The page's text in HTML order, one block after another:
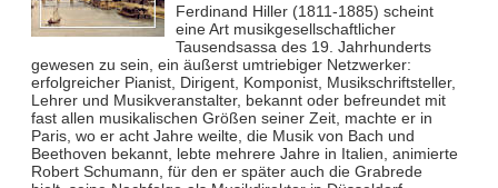
Ferdinand Hiller (1811-1885) scheint
eine Art musikgesellschaftlicher
Tausendsassa des 19. Jahrhunderts
gewesen zu sein, ein äußerst umtriebiger Netzwerker:
erfolgreicher Pianist, Dirigent, Komponist, Musikschriftsteller,
Lehrer und Musikveranstalter, bekannt oder befreundet mit
fast allen musikalischen Größen seiner Zeit, machte er in
Paris, wo er acht Jahre weilte, die Musik von Bach und
Beethoven bekannt, lebte mehrere Jahre in Italien, animierte
Robert Schumann, für den er später auch die Grabrede